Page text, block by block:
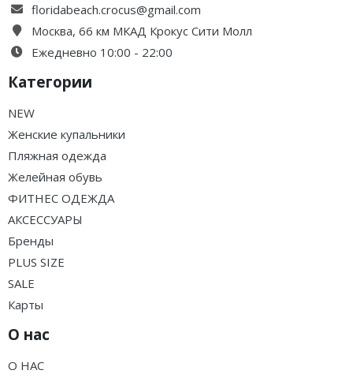
floridabeach.crocus@gmail.com
Москва, 66 км МКАД Крокус Сити Молл
Ежедневно 10:00 - 22:00
Категории
NEW
Женские купальники
Пляжная одежда
Желейная обувь
ФИТНЕС ОДЕЖДА
АКСЕССУАРЫ
Бренды
PLUS SIZE
SALE
Карты
О нас
О НАС